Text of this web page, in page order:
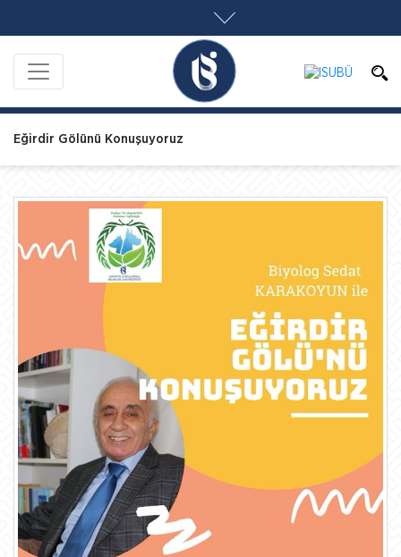
Eğirdir Gölünü Konuşuyoruz